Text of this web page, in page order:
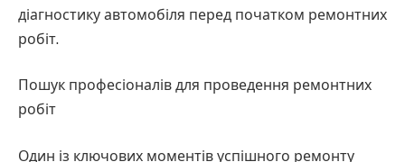
діагностику автомобіля перед початком ремонтних
робіт.
Пошук професіоналів для проведення ремонтних
робіт
Один із ключових моментів успішного ремонту